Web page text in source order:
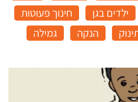
ילדים בגן
חינוך פעוטות
הנקה גמילה